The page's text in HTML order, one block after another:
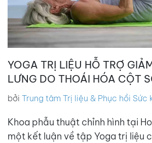
YOGA TRỊ LIỆU HỖ TRỢ
LƯNG DO THOÁI HÓA CỘT
bởi Trung tâm Trị liệu & Phục hồi Sức
Khoa phẫu thuật chỉnh hình tại
một kết luận về tập Yoga trị liệu